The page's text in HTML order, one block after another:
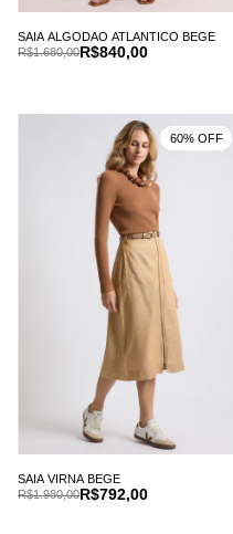
SAIA ALGODAO ATLANTICO BEGE
R$840,00
R$1.680,00
SAIA VIRNA BEGE
R$792,00
R$1.980,00
60% OFF